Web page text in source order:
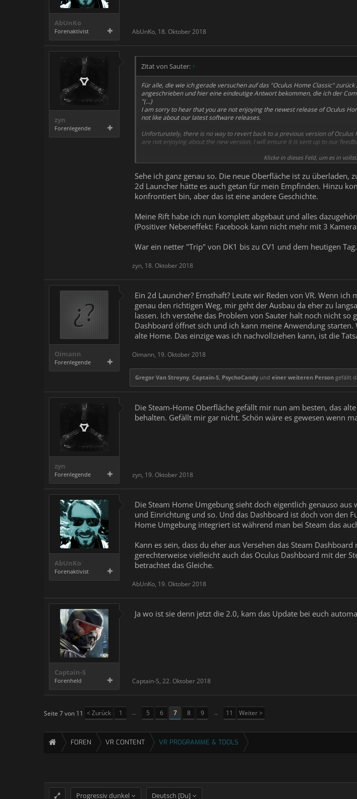
AbUnKo
Forenaktivist AbUnKo, 18. Oktober 2018
zyn
Forenlegende
Zitat von Sauter: ↑
Für alle, die wie ich gerade versuchen auf das "Oculus Home Classic"
angeschrieben und hier eine eindeutige Antwort bekommen, die ich der
"(...)
I am sorry to hear that you are not enjoying the newest release of Oculus
not like about our latest software releases.
Unfortunately, there is no way to revert back to a previous version of
are not enjoying about the new version, I will ensure it is sent up to our
Mittlerweile finde ich es nicht mehr gut, wie Oculus hier einen Weg erzwingt
das nicht, aber wer wie ich an diesem Communityding nicht interessiert ist,
was es eigenltich leisten soll in meinem Fall: die Startplattform für Spiele
Zudem stört es mich, dass trotz Deaktivierung der OVR Dienste Sensoren
Meinungen dazu sind willkommen.
Klicke in dieses Feld, um es in
Sehe ich ganz genau so. Die neue Oberfläche ist zu
2d Launcher hätte es auch getan für mein Empfinden. Hinzu
konfrontiert bin, aber das ist eine andere Geschichte.
Meine Rift habe ich nun komplett abgebaut und alles
(Positiver Nebeneffekt: Facebook kann nicht mehr mit 3
War ein netter "Trip" von DK1 bis zu CV1 und dem heutigen
zyn, 18. Oktober 2018
Oimann
Forenlegende
Ein 2d Launcher? Ernsthaft? Leute wir Reden von VR. Wenn
genau den richtigen Weg, mir geht der Ausbau da eher zu
lassen. Ich verstehe das Problem von Sauter halt noch nicht so
Dashboard öffnet sich und ich kann meine Anwendung
alte Home. Das einzige was ich nachvollziehen kann, ist die
Oimann, 19. Oktober 2018
Gregor Van Stroyny Captain-S PsychoCandy und einer weiteren Person gefällt
zyn
Forenlegende
Die Steam-Home Oberfläche gefällt mir nun am besten, das
behalten. Gefällt mir gar nicht. Schön wäre es gewesen wenn
zyn, 19. Oktober 2018
AbUnKo
Forenaktivist
Die Steam Home Umgebung sieht doch eigentlich genauso
und Einrichtung und so. Und das Dashboard ist doch von den
Home Umgebung integriert ist während man bei Steam das
Kann es sein, dass du eher aus Versehen das Steam
gerechterweise vielleicht auch das Oculus Dashboard mit der
betrachtet das Gleiche.
AbUnKo, 19. Oktober 2018
Captain-S
Forenheld
Ja wo ist sie denn jetzt die 2.0, kam das Update bei euch
Captain-S, 22. Oktober 2018
Seite 7 von 11 < Zurück 1 ← 5 6 7 8 9 → 11 Weiter >
FOREN VR CONTENT VR PROGRAMME & TOOLS
Progressiv dunkel Deutsch [Du]